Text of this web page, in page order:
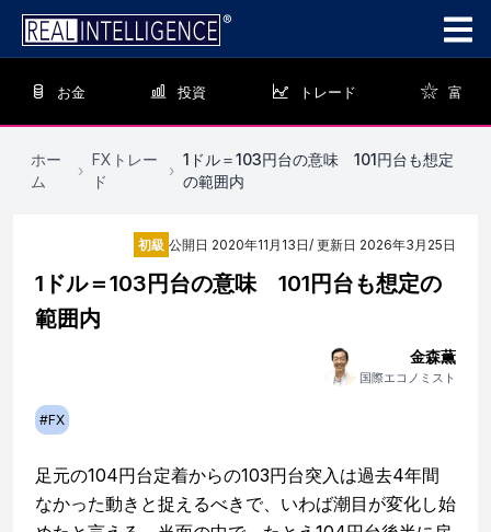
お金 投資 トレード 富
ホー
ム
›
FXトレー
ド
›
1ドル＝103円台の意味 101円台も想定
の範囲内
初級 公開日 2020年11月13日/ 更新日 2026年3月25日
1ドル＝103円台の意味 101円台も想定の
範囲内
金森薫
国際エコノミスト
#FX
足元の104円台定着からの103円台突入は過去4年間
なかった動きと捉えるべきで、いわば潮目が変化し始